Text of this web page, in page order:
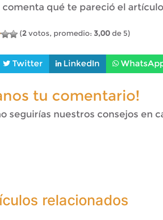
qué te pareció el
(2 votos, promedio: 3,00 de 5)
Twitter LinkedIn
tu comentario!
seguirías nuestros consejos en
relacionados